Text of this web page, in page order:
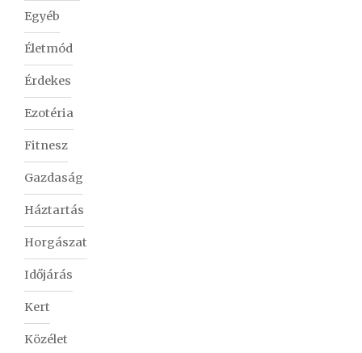
Egyéb
Életmód
Érdekes
Ezotéria
Fitnesz
Gazdaság
Háztartás
Horgászat
Időjárás
Kert
Közélet